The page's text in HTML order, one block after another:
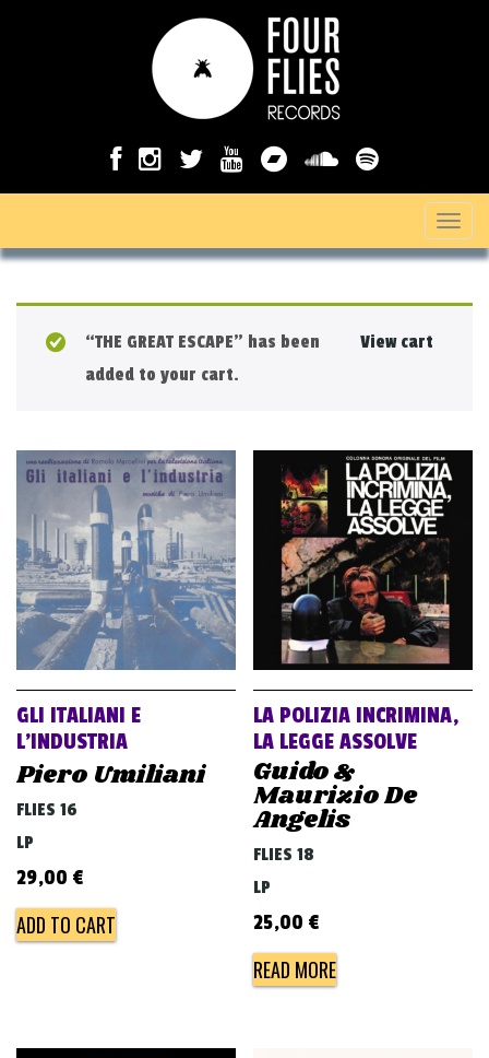
T
o
v
g
t
i
o
n
View cart
“THE GREAT ESCAPE” has been
added to your cart.
GLI ITALIANI E
L’INDUSTRIA
Piero Umiliani
FLIES 16
LP
29,00 €
ADD TO CART
LA POLIZIA INCRIMINA,
LA LEGGE ASSOLVE
Guido &
Maurizio De
Angelis
FLIES 18
LP
25,00 €
READ MORE